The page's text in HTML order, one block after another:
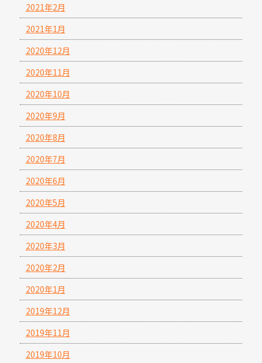
2021年2月
2021年1月
2020年12月
2020年11月
2020年10月
2020年9月
2020年8月
2020年7月
2020年6月
2020年5月
2020年4月
2020年3月
2020年2月
2020年1月
2019年12月
2019年11月
2019年10月